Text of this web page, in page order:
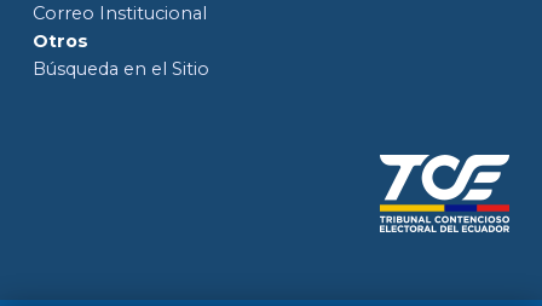
Correo Institucional
Otros
Búsqueda en el Sitio